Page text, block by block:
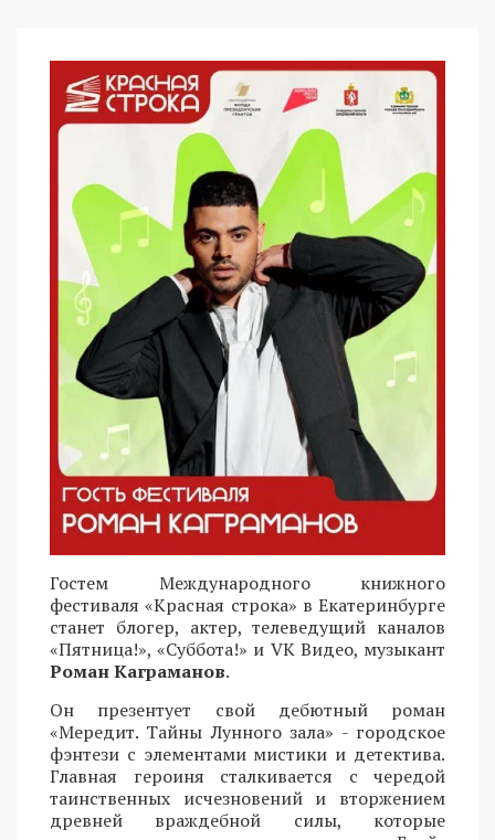
Гостем Международного книжного
фестиваля «Красная строка» в Екатеринбурге
станет блогер, актер, телеведущий каналов
«Пятница!», «Суббота!» и VK Видео, музыкант
Роман Каграманов.
Он презентует свой дебютный роман
«Мередит. Тайны Лунного зала» - городское
фэнтези с элементами мистики и детектива.
Главная героиня сталкивается с чередой
таинственных исчезновений и вторжением
древней враждебной силы, которые